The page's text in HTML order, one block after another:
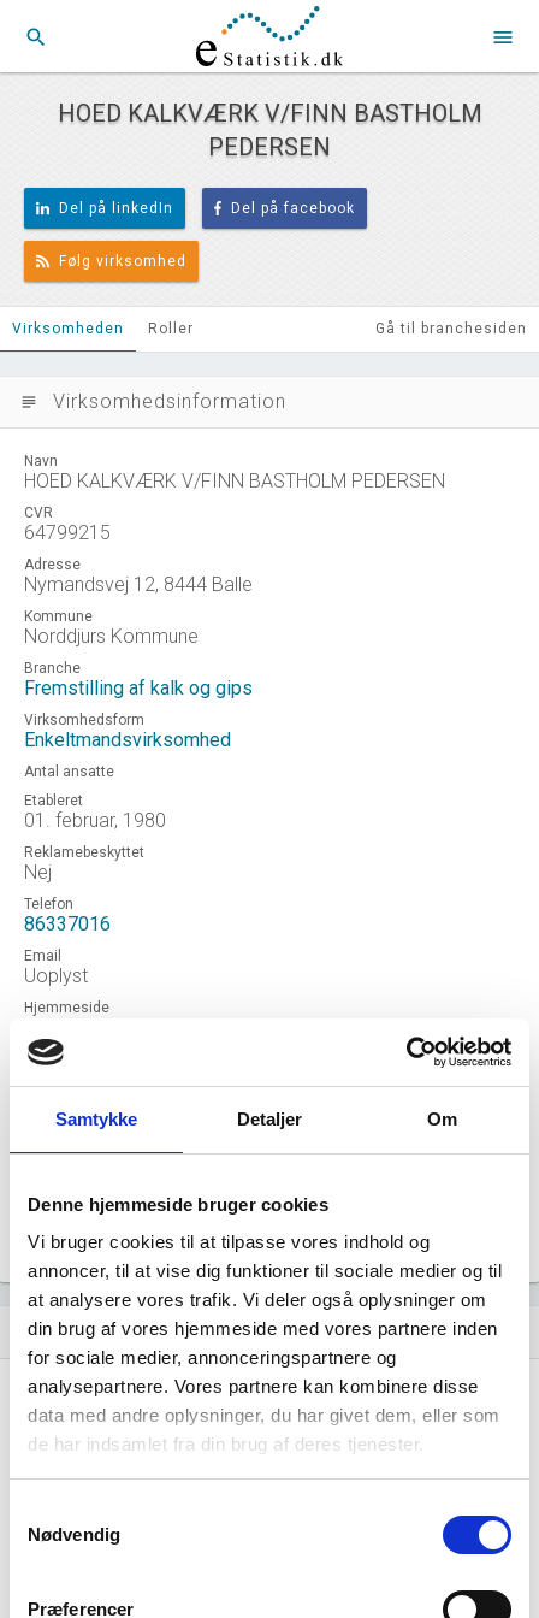
Samtykke Detaljer Om
Denne hjemmeside bruger cookies
Vi bruger cookies til at tilpasse vores indhold og
annoncer, til at vise dig funktioner til sociale medier og til
at analysere vores trafik. Vi deler også oplysninger om
din brug af vores hjemmeside med vores partnere inden
for sociale medier, annonceringspartnere og
analysepartnere. Vores partnere kan kombinere disse
data med andre oplysninger, du har givet dem, eller som
de har indsamlet fra din brug af deres tjenester.
Nødvendig
Præferencer
search menu
HOED KALKVÆRK V/FINN BASTHOLM
PEDERSEN
Del på linkedIn Del på facebook
Følg virksomhed
Virksomheden Roller Gå til branchesiden
subject Virksomhedsinformation
Navn
HOED KALKVÆRK V/FINN BASTHOLM PEDERSEN
CVR
64799215
Adresse
Nymandsvej 12, 8444 Balle
Kommune
Norddjurs Kommune
Branche
Fremstilling af kalk og gips
Virksomhedsform
Enkeltmandsvirksomhed
Antal ansatte
Etableret
01. februar, 1980
Reklamebeskyttet
Nej
Telefon
86337016
Email
Uoplyst
Hjemmeside
Status
Revisor
Uoplyst
Tegningsregel
Uoplyst
show_chart Udvikling i antal ansatte
5 - 9
5 - 9
500 - 999
500 - 999
1000+
1000+